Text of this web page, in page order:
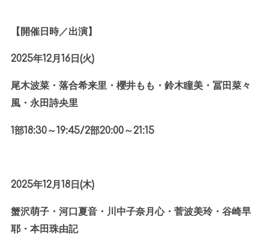
【開催日時／出演】
2025年12月 16日 (火)
尾木波菜・落合希来里・櫻井もも・鈴木瞳美・冨田菜々
風・永田詩央里
1部18:30～19:45/2部20:00～21:15
2025年12月 18日 (木)
蟹沢萌子・河口夏音・川中子奈月心・菅波美玲・谷崎早
耶・本田珠由記